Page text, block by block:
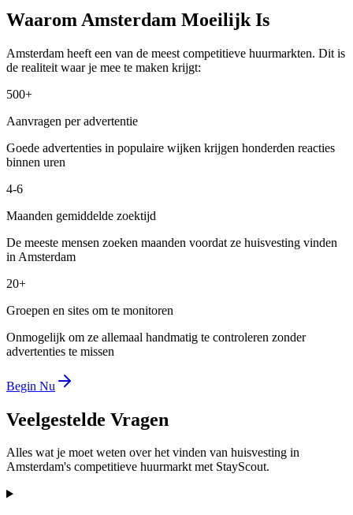
Waarom Amsterdam Moeilijk Is
Amsterdam heeft een van de meest competitieve huurmarkten. Dit is
de realiteit waar je mee te maken krijgt:
500+
Aanvragen per advertentie
Goede advertenties in populaire wijken krijgen honderden reacties
binnen uren
4-6
Maanden gemiddelde zoektijd
De meeste mensen zoeken maanden voordat ze huisvesting vinden
in Amsterdam
20+
Groepen en sites om te monitoren
Onmogelijk om ze allemaal handmatig te controleren zonder
advertenties te missen
Begin Nu
Veelgestelde Vragen
Alles wat je moet weten over het vinden van huisvesting in
Amsterdam's competitieve huurmarkt met StayScout.